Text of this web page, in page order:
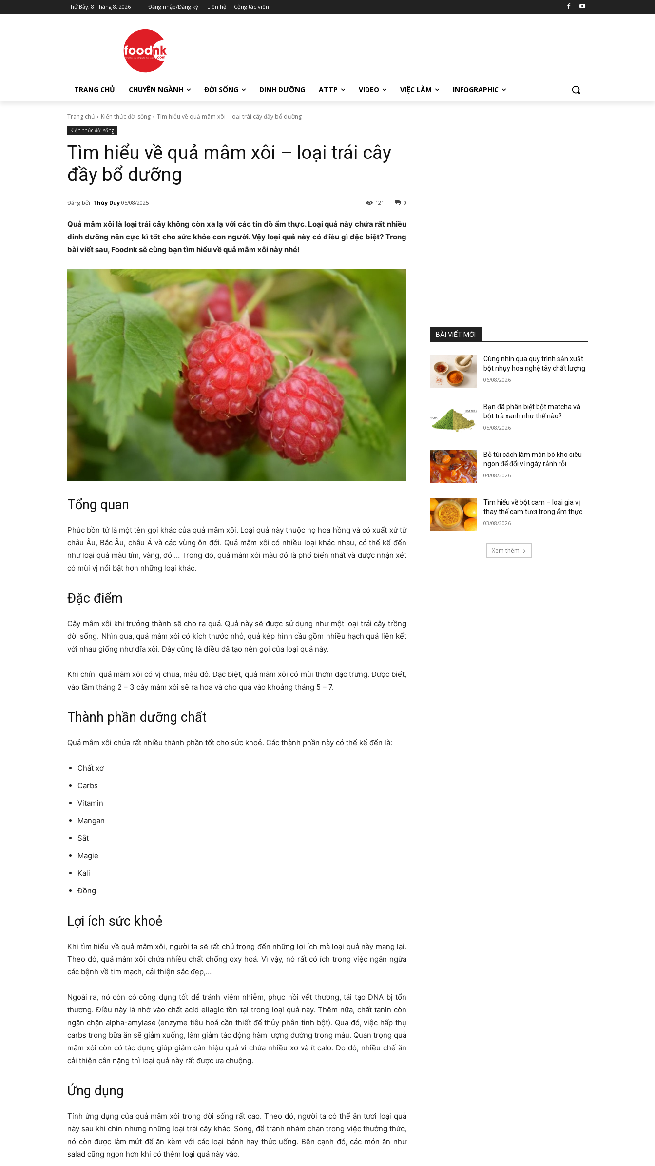
Thứ Bảy, 8 Tháng 8, 2026 Đăng nhập/Đăng ký Liên hệ Cộng tác viên
TRANG CHỦ CHUYÊN NGÀNH ĐỜI SỐNG DINH DƯỠNG ATTP VIDEO VIỆC LÀM INFOGRAPHIC
Trang chủ Kiến thức đời sống Tìm hiểu về quả mâm xôi - loại trái cây đầy bổ dưỡng
Kiến thức đời sống
Tìm hiểu về quả mâm xôi – loại trái cây
đầy bổ dưỡng
Đăng bởi: Thúy Duy 05/08/2025 0
121
Quả mâm xôi là loại trái cây không còn xa lạ với các tín đồ ẩm thực. Loại quả này chứa rất nhiều
dinh dưỡng nên cực kì tốt cho sức khỏe con người. Vậy loại quả này có điều gì đặc biệt? Trong
bài viết sau, Foodnk sẽ cùng bạn tìm hiểu về quả mâm xôi này nhé!
Tổng quan
Phúc bồn tử là một tên gọi khác của quả mâm xôi. Loại quả này thuộc họ hoa hồng và có xuất xứ từ
châu Âu, Bắc Âu, châu Á và các vùng ôn đới. Quả mâm xôi có nhiều loại khác nhau, có thể kể đến
như loại quả màu tím, vàng, đỏ,… Trong đó, quả mâm xôi màu đỏ là phổ biến nhất và được nhận xét
có mùi vị nổi bật hơn những loại khác.
Đặc điểm
Cây mâm xôi khi trưởng thành sẽ cho ra quả. Quả này sẽ được sử dụng như một loại trái cây trồng
đời sống. Nhìn qua, quả mâm xôi có kích thước nhỏ, quả kép hình cầu gồm nhiều hạch quả liên kết
với nhau giống như đĩa xôi. Đây cũng là điều đã tạo nên gọi của loại quả này.
Khi chín, quả mâm xôi có vị chua, màu đỏ. Đặc biệt, quả mâm xôi có mùi thơm đặc trưng. Được biết,
vào tầm tháng 2 – 3 cây mâm xôi sẽ ra hoa và cho quả vào khoảng tháng 5 – 7.
Thành phần dưỡng chất
Quả mâm xôi chứa rất nhiều thành phần tốt cho sức khoẻ. Các thành phần này có thể kể đến là:
Chất xơ
Carbs
Vitamin
Mangan
Sắt
Magie
Kali
Đồng
Lợi ích sức khoẻ
Khi tìm hiểu về quả mâm xôi, người ta sẽ rất chú trọng đến những lợi ích mà loại quả này mang lại.
Theo đó, quả mâm xôi chứa nhiều chất chống oxy hoá. Vì vậy, nó rất có ích trong việc ngăn ngừa
các bệnh về tim mạch, cải thiện sắc đẹp,…
Ngoài ra, nó còn có công dụng tốt để tránh viêm nhiễm, phục hồi vết thương, tái tạo DNA bị tổn
thương. Điều này là nhờ vào chất acid ellagic tồn tại trong loại quả này. Thêm nữa, chất tanin còn
ngăn chặn alpha-amylase (enzyme tiêu hoá cần thiết để thủy phân tinh bột). Qua đó, việc hấp thụ
carbs trong bữa ăn sẽ giảm xuống, làm giảm tác động hàm lượng đường trong máu. Quan trọng quả
mâm xôi còn có tác dụng giúp giảm cân hiệu quả vì chứa nhiều xơ và ít calo. Do đó, nhiều chế ăn
cải thiện cân nặng thì loại quả này rất được ưa chuộng.
Ứng dụng
Tính ứng dụng của quả mâm xôi trong đời sống rất cao. Theo đó, người ta có thể ăn tươi loại quả
này sau khi chín nhưng những loại trái cây khác. Song, để tránh nhàm chán trong việc thưởng thức,
nó còn được làm mứt để ăn kèm với các loại bánh hay thức uống. Bên cạnh đó, các món ăn như
salad cũng ngon hơn khi có thêm loại quả này vào.
BÀI VIẾT MỚI
Cùng nhìn qua quy trình sản xuất
bột nhụy hoa nghệ tây chất lượng
06/08/2026
Bạn đã phân biệt bột matcha và
bột trà xanh như thế nào?
05/08/2026
Bỏ túi cách làm món bò kho siêu
ngon để đổi vị ngày rảnh rỗi
04/08/2026
Tìm hiểu về bột cam – loại gia vị
thay thế cam tươi trong ẩm thực
03/08/2026
Xem thêm